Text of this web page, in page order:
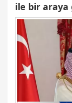
ile bir araya